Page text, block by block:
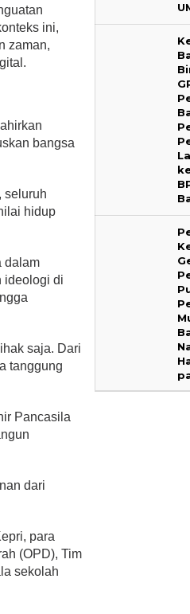
ini,
zaman,
bangsa
seluruh
hidup
dalam
ideologi di
saja. Dari
tanggung
Pancasila
dari
para
(OPD), Tim
sekolah